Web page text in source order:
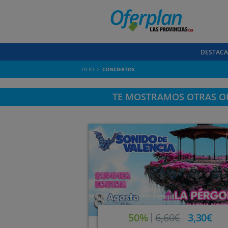
OCIO CONCIERTOS
TE MOSTRAMOS OTRAS
50% 6,60€ 3,30€